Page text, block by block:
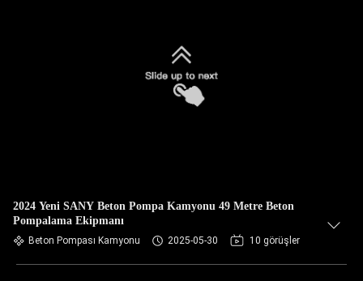
2024 Yeni SANY Beton Pompa Kamyonu 49 Metre Beton
Pompalama Ekipmanı
Beton Pompası Kamyonu 2025-05-30 10 görüşler